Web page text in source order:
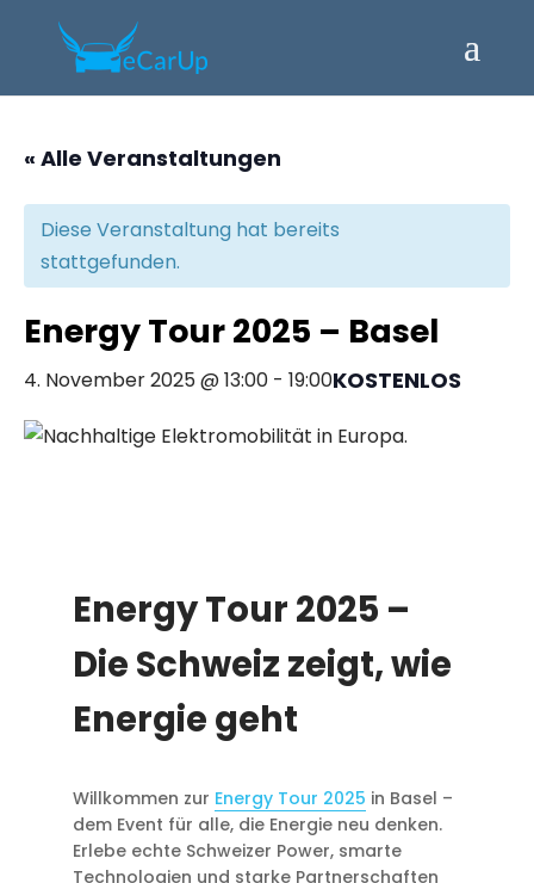
« Alle Veranstaltungen
Diese Veranstaltung hat bereits
stattgefunden.
Energy Tour 2025 – Basel
4. November 2025 @ 13:00 - 19:00KOSTENLOS
Energy Tour 2025 –
Die Schweiz zeigt, wie
Energie geht
Willkommen zur Energy Tour 2025 in Basel –
dem Event für alle, die Energie neu denken.
Erlebe echte Schweizer Power, smarte
Technologien und starke Partnerschaften